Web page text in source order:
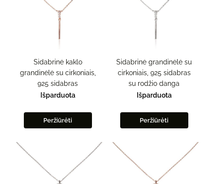
Sidabrinė kaklo
grandinėlė su cirkoniais,
925 sidabras
Išparduota
Peržiūrėti
Sidabrinė grandinėlė su
cirkoniais, 925 sidabras
su rodžio danga
Išparduota
Peržiūrėti